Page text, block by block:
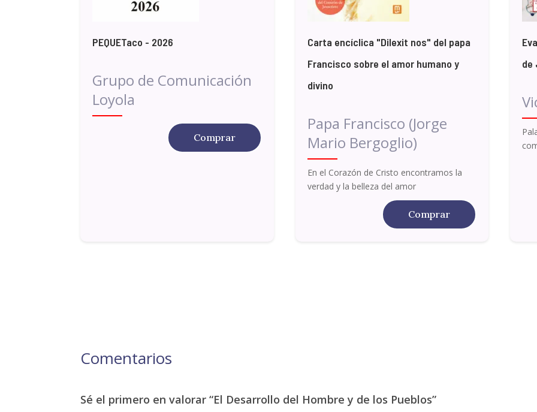
PEQUETaco - 2026
Grupo de Comunicación
Loyola
Comprar
Carta encíclica "Dilexit nos" del papa
Francisco sobre el amor humano y
divino
Papa Francisco (Jorge
Mario Bergoglio)
En el Corazón de Cristo encontramos la
verdad y la belleza del amor
Comprar
de
Comentarios
Sé el primero en valorar “El Desarrollo del Hombre y de los Pueblos”